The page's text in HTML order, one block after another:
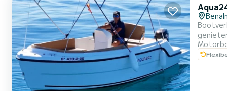
Bootverhuur
ouder dan 18 jaar kan het